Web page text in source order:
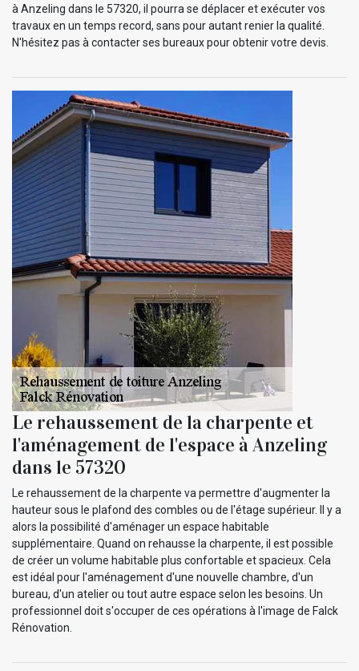
à Anzeling dans le 57320, il pourra se déplacer et exécuter vos
travaux en un temps record, sans pour autant renier la qualité.
N'hésitez pas à contacter ses bureaux pour obtenir votre devis.
Le rehaussement de la charpente et
l'aménagement de l'espace à Anzeling
dans le 57320
Le rehaussement de la charpente va permettre d'augmenter la
hauteur sous le plafond des combles ou de l'étage supérieur. Il y a
alors la possibilité d'aménager un espace habitable
supplémentaire. Quand on rehausse la charpente, il est possible
de créer un volume habitable plus confortable et spacieux. Cela
est idéal pour l'aménagement d'une nouvelle chambre, d'un
bureau, d'un atelier ou tout autre espace selon les besoins. Un
professionnel doit s'occuper de ces opérations à l'image de Falck
Rénovation.